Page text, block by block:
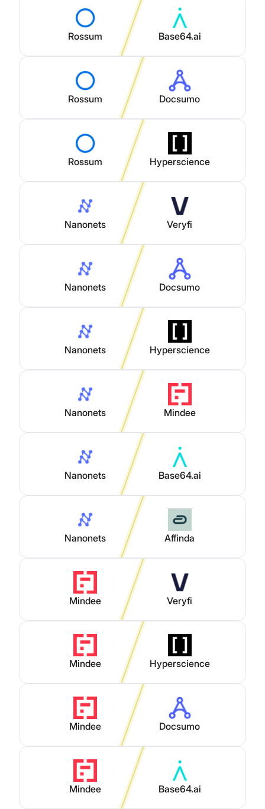
Rossum Base64.ai
Rossum Docsumo
Rossum Hyperscience
Nanonets Veryfi
Nanonets Docsumo
Nanonets Hyperscience
Nanonets Mindee
Nanonets Base64.ai
Nanonets Affinda
Mindee Veryfi
Mindee Hyperscience
Mindee Docsumo
Mindee Base64.ai